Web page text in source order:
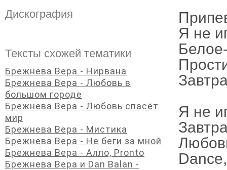
Я не
Я не
Дискография
Тексты схожей тематики
Брежнева Вера - Нирвана
Брежнева Вера - Любовь в
большом городе
Брежнева Вера - Любовь спасёт
мир
Брежнева Вера - Мистика
Брежнева Вера - Не беги за мной
Брежнева Вера - Алло, Pronto
Брежнева Вера и Dan Balan -